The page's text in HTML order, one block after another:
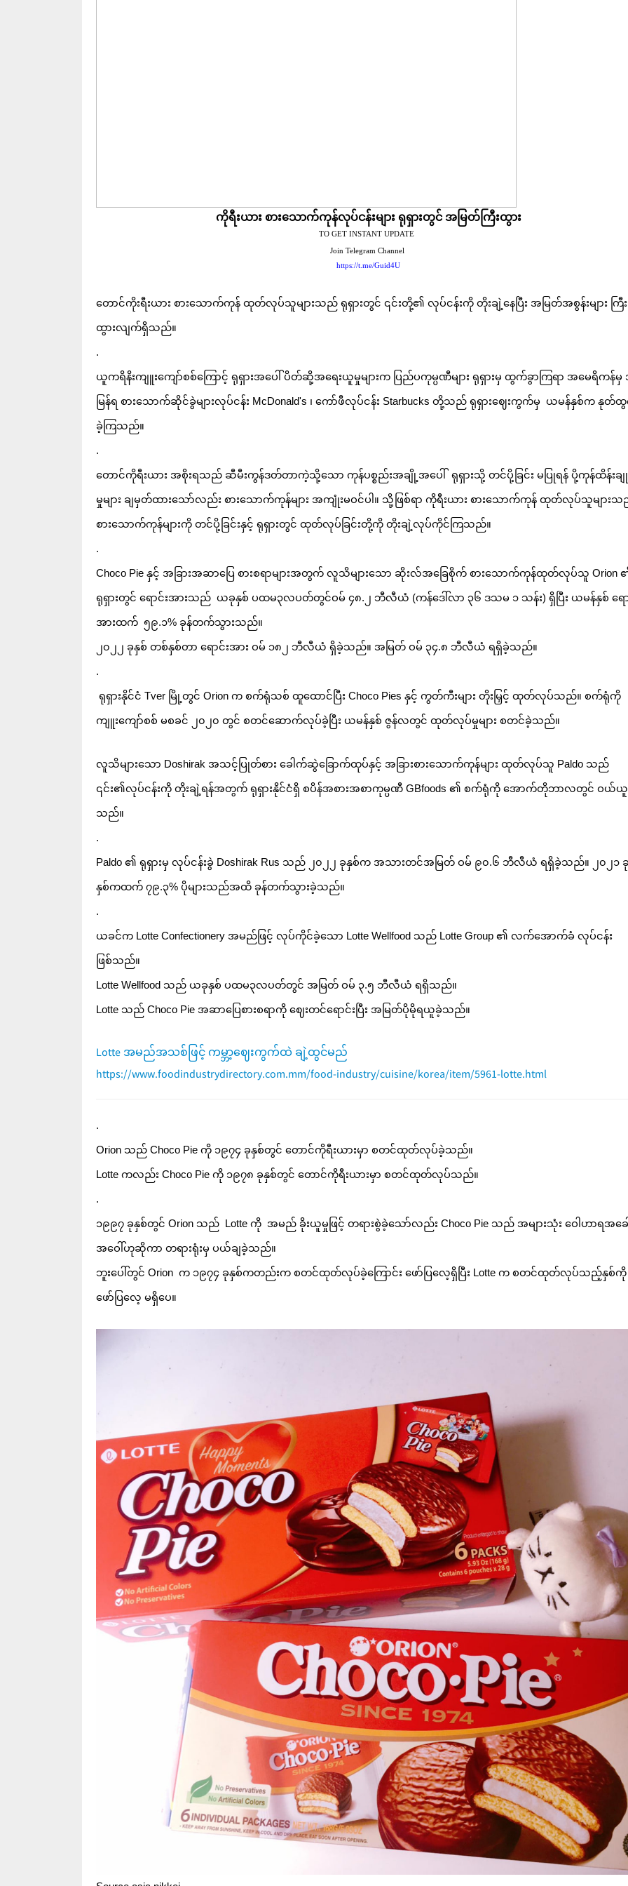
ကိုရီးယား စားသောက်ကုန်လုပ်ငန်းများ ရုရှားတွင် အမြတ်ကြီးထွား
TO GET INSTANT UPDATE
Join Telegram Channel
https://t.me/Guid4U
တောင်ကိုးရီးယား စားသောက်ကုန် ထုတ်လုပ်သူများသည် ရုရှားတွင် ၎င်းတို့၏ လုပ်ငန်းကို တိုးချဲ့နေပြီး အမြတ်အစွန်းများ ကြီး
ထွားလျက်ရှိသည်။
.
ယူကရိနိးကျူးကျော်စစ်ကြောင့် ရုရှားအပေါ် ပိတ်ဆို့အရေးယူမှုများက ပြည်ပကုမ္ပဏီများ ရုရှားမှ ထွက်ခွာကြရာ အမေရိကန်မှ
မြန်ရ စားသောက်ဆိုင်ခွဲများလုပ်ငန်း McDonald's ၊ ကော်ဖီလုပ်ငန်း Starbucks တို့သည် ရုရှားဈေးကွက်မှ  ယမန်နှစ်က နုတ်
ခဲ့ကြသည်။
.
တောင်ကိုရီးယား အစိုးရသည် ဆီမီးကွန်ဒတ်တာကဲ့သို့သော ကုန်ပစ္စည်းအချို့အပေါ်  ရုရှားသို့ တင်ပို့ခြင်း မပြုရန် ပို့ကုန်ထိန်းခ
မှုများ ချမှတ်ထားသော်လည်း စားသောက်ကုန်များ အကျုံးမဝင်ပါ။ သို့ဖြစ်ရာ ကိုရီးယား စားသောက်ကုန် ထုတ်လုပ်သူများ
စားသောက်ကုန်များကို တင်ပို့ခြင်းနှင့် ရုရှားတွင် ထုတ်လုပ်ခြင်းတို့ကို တိုးချဲ့လုပ်ကိုင်ကြသည်။
.
Choco Pie နှင့် အခြားအဆာပြေ စားစရာများအတွက် လူသိများသော ဆိုးလ်အခြေစိုက် စားသောက်ကုန်ထုတ်လုပ်သူ Orion
ရုရှားတွင် ရောင်းအားသည်  ယခုနှစ် ပထမ၃လပတ်တွင်ဝမ် ၄၈.၂ ဘီလီယံ (ကန်ဒေါ်လာ ၃၆ ဒသမ ၁ သန်း) ရှိပြီး ယမန်နှစ် ရေ
အားထက်  ၅၉.၁% ခုန်တက်သွားသည်။
၂၀၂၂ ခုနှစ် တစ်နှစ်တာ ရောင်းအား ဝမ် ၁၈၂ ဘီလီယံ ရှိခဲ့သည်။ အမြတ် ဝမ် ၃၄.၈ ဘီလီယံ ရရှိခဲ့သည်။
.
ရုရှားနိုင်ငံ Tver မြို့တွင် Orion က စက်ရုံသစ် ထူထောင်ပြီး Choco Pies နှင့် ကွတ်ကီးများ တိုးမြှင့် ထုတ်လုပ်သည်။ စက်ရုံကို
ကျူးကျော်စစ် မစခင် ၂၀၂၀ တွင် စတင်ဆောက်လုပ်ခဲ့ပြီး ယမန်နှစ် ဇွန်လတွင် ထုတ်လုပ်မှုများ စတင်ခဲ့သည်။
လူသိများသော Doshirak အသင့်ပြုတ်စား ခေါက်ဆွဲ‌ခြောက်ထုပ်နှင့် အခြားစားသောက်ကုန်များ ထုတ်လုပ်သူ Paldo သည်
၎င်း၏လုပ်ငန်းကို တိုးချဲ့ရန်အတွက် ရုရှားနိုင်ငံရှိ စပိန်အစားအစာကုမ္ပဏီ GBfoods ၏ စက်ရုံကို အောက်တိုဘာလတွင် ဝယ်
သည်။
.
Paldo ၏ ရုရှားမှ လုပ်ငန်းခွဲ Doshirak Rus သည် ၂၀၂၂ ခုနှစ်က အသားတင်အမြတ် ဝမ် ၉၀.၆ ဘီလီယံ ရရှိခဲ့သည်။ ၂၀၂၁
နှစ်ကထက် ၇၉.၃% ပိုများသည်အထိ ခုန်တက်သွားခဲ့သည်။
.
ယခင်က Lotte Confectionery အမည်ဖြင့် လုပ်ကိုင်ခဲ့သော Lotte Wellfood သည် Lotte Group ၏ လက်အောက်ခံ လုပ်ငန်း
ဖြစ်သည်။
Lotte Wellfood သည် ယခုနှစ် ပထမ၃လပတ်တွင် အမြတ် ဝမ် ၃.၅ ဘီလီယံ ရရှိသည်။
Lotte သည် Choco Pie အဆာပြေစားစရာကို ဈေးတင်ရောင်းပြီး အမြတ်ပိုမိုရယူခဲ့သည်။
Lotte အမည်အသစ်ဖြင့် ကမ္ဘာ့ဈေးကွက်ထဲ ချဲ့ထွင်မည်
https://www.foodindustrydirectory.com.mm/food-industry/cuisine/korea/item/5961-lotte.html
.
Orion သည် Choco Pie ကို ၁၉၇၄ ခုနှစ်တွင် တောင်ကိုရီးယားမှာ စတင်ထုတ်လုပ်ခဲ့သည်။
Lotte ကလည်း Choco Pie ကို ၁၉၇၈ ခုနှစ်တွင် တောင်ကိုရီးယားမှာ စတင်ထုတ်လုပ်သည်။
.
၁၉၉၇ ခုနှစ်တွင် Orion သည်  Lotte ကို  အမည် ခိုးယူမှုဖြင့် တရားစွဲခဲ့သော်လည်း Choco Pie သည် အများသုံး ဝေါဟာရအခေ
အဝေါ်ဟုဆိုကာ တရားရုံးမှ ပယ်ချခဲ့သည်။
ဘူးပေါ်တွင် Orion  က ၁၉၇၄ ခုနှစ်ကတည်းက စတင်ထုတ်လုပ်ခဲ့ကြောင်း ဖော်ပြလေ့ရှိပြီး Lotte က စတင်ထုတ်လုပ်သည့်နှစ်ကို
ဖော်ပြလေ့ မရှိပေ။